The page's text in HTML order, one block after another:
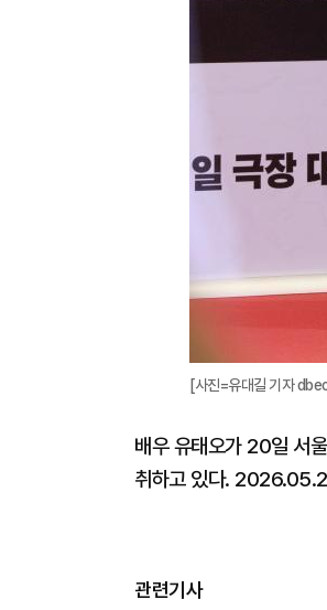
[사진=유대길 기자
배우 유태오가 20일 서
취하고 있다.
관련기사